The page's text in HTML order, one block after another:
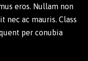
eros. Nullam non
nec ac mauris. Class
per conubia